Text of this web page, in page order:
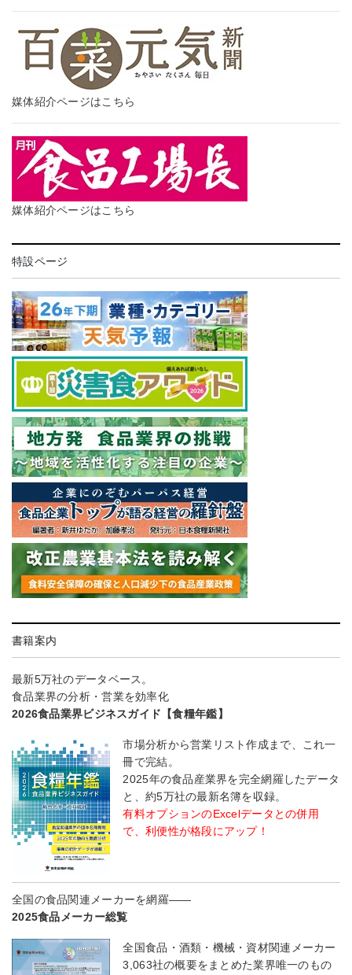
媒体紹介ページはこちら
媒体紹介ページはこちら
特設ページ
書籍案内
最新5万社のデータベース。
食品業界の分析・営業を効率化
2026食品業界ビジネスガイド【食糧年鑑】
市場分析から営業リスト作成まで、これ一
冊で完結。
2025年の食品産業界を完全網羅したデータ
と、約5万社の最新名簿を収録。
有料オプションのExcelデータとの併用
で、利便性が格段にアップ！
全国の食品関連メーカーを網羅――
2025食品メーカー総覧
全国食品・酒類・機械・資材関連メーカー
3,063社の概要をまとめた業界唯一のもの